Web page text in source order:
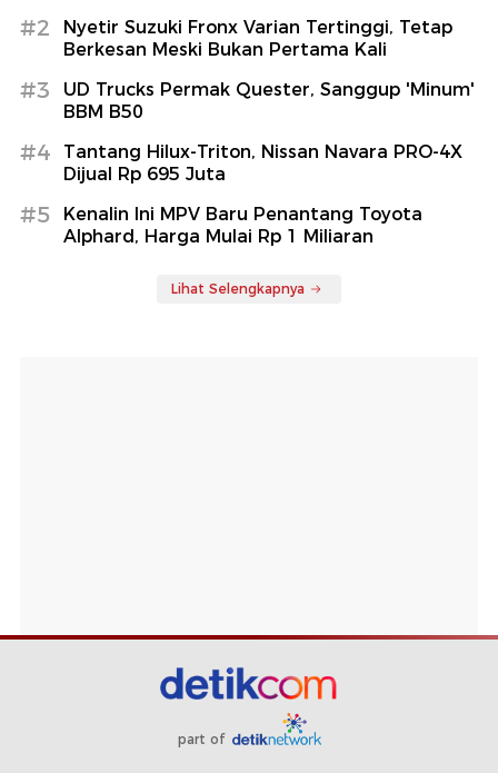
#2
Nyetir Suzuki Fronx Varian Tertinggi, Tetap
Berkesan Meski Bukan Pertama Kali
#3
UD Trucks Permak Quester, Sanggup 'Minum'
BBM B50
#4
Tantang Hilux-Triton, Nissan Navara PRO-4X
Dijual Rp 695 Juta
#5
Kenalin Ini MPV Baru Penantang Toyota
Alphard, Harga Mulai Rp 1 Miliaran
Lihat Selengkapnya
part of